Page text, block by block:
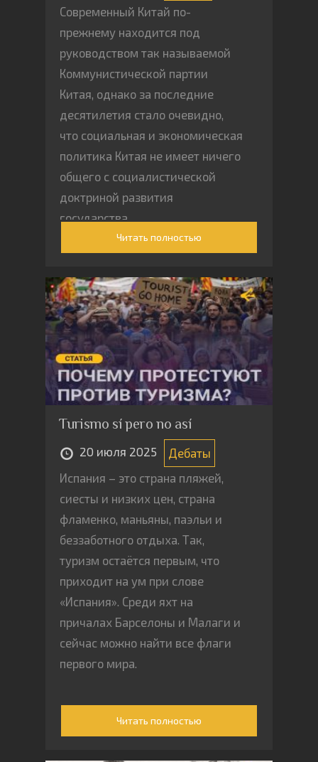
Современный Китай по-
прежнему находится под
руководством так называемой
Коммунистической партии
Китая, однако за последние
десятилетия стало очевидно,
что социальная и экономическая
политика Китая не имеет ничего
общего с социалистической
доктриной развития
государства.
Читать полностью
Turismo sí pero no así
20 июля 2025
Дебаты
Испания – это страна пляжей,
сиесты и низких цен, страна
фламенко, маньяны, паэльи и
беззаботного отдыха. Так,
туризм остаётся первым, что
приходит на ум при слове
«Испания». Среди яхт на
причалах Барселоны и Малаги и
сейчас можно найти все флаги
первого мира.
Читать полностью